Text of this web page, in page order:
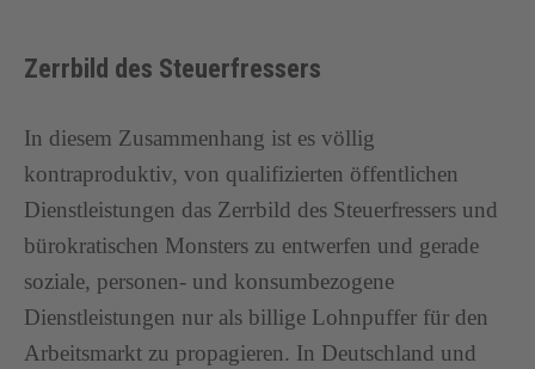
Zerrbild des Steuerfressers
In diesem Zusammenhang ist es völlig
kontraproduktiv, von qualifizierten öffentlichen
Dienstleistungen das Zerrbild des Steuerfressers und
bürokratischen Monsters zu entwerfen und gerade
soziale, personen- und konsumbezogene
Dienstleistungen nur als billige Lohnpuffer für den
Arbeitsmarkt zu propagieren. In Deutschland und